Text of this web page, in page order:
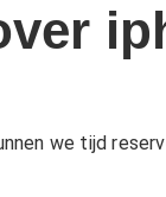
we tijd